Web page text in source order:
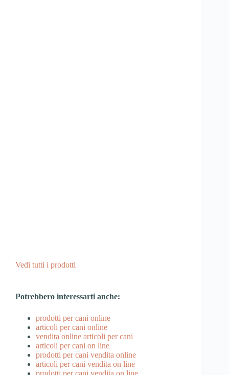
Vedi tutti i prodotti
Potrebbero interessarti anche:
prodotti per cani online
articoli per cani online
vendita online articoli per cani
articoli per cani on line
prodotti per cani vendita online
articoli per cani vendita on line
prodotti per cani vendita on line